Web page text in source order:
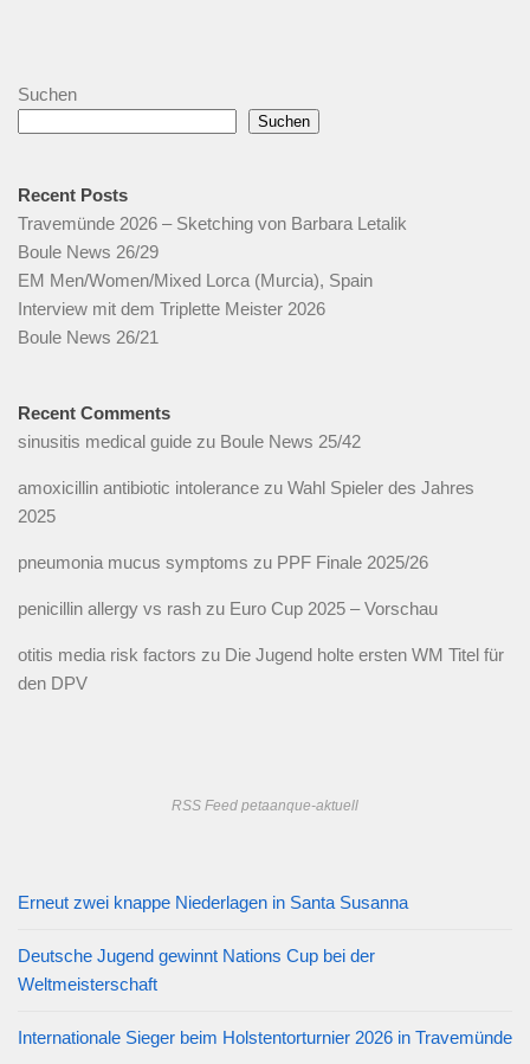
Suchen
Suchen
Recent Posts
Travemünde 2026 – Sketching von Barbara Letalik
Boule News 26/29
EM Men/Women/Mixed Lorca (Murcia), Spain
Interview mit dem Triplette Meister 2026
Boule News 26/21
Recent Comments
sinusitis medical guide zu Boule News 25/42
amoxicillin antibiotic intolerance zu Wahl Spieler des Jahres
2025
pneumonia mucus symptoms zu PPF Finale 2025/26
penicillin allergy vs rash zu Euro Cup 2025 – Vorschau
otitis media risk factors zu Die Jugend holte ersten WM Titel für
den DPV
RSS Feed petaanque-aktuell
Erneut zwei knappe Niederlagen in Santa Susanna
Deutsche Jugend gewinnt Nations Cup bei der
Weltmeisterschaft
Internationale Sieger beim Holstentorturnier 2026 in Travemünde